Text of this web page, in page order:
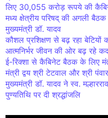
लिए 30,055 करोड़ रूपये की
मध्य क्षेत्रीय परिषद् की अगली
मुख्यमंत्री डॉ. यादव
कौशल प्रशिक्षण से बढ़ रहा बेटियों
आत्मनिर्भर जीवन की ओर बढ़ रहे
ई-रिक्शा से कैबिनेट बैठक के लिए
मंत्री द्वय श्री टेटवाल और श्री पंवार
मुख्यमंत्री डॉ. यादव ने स्व.
पुण्यतिथि पर दी श्रद्धांजलि